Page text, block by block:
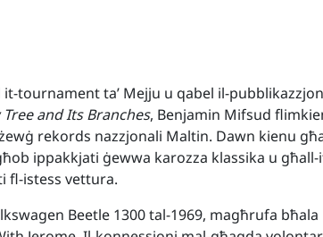
tournament ta’ Mejju u qabel il-
and Its Branches, Benjamin Mifsud
rekords nazzjonali Maltin. Dawn kienu
ippakkjati ġewwa karozza klassika u
fl-istess vettura.
Beetle 1300 tal-1969, magħrufa bħala